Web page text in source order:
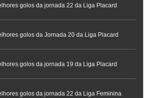
| Documentário
golos da jornada 22 da Liga Placard
golos da Jornada 20 da Liga Placard
golos da jornada 19 da Liga Placard
golos da jornada 22 da Liga Feminina